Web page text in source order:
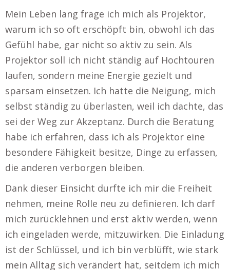
Mein Leben lang frage ich mich als Projektor,
warum ich so oft erschöpft bin, obwohl ich das
Gefühl habe, gar nicht so aktiv zu sein. Als
Projektor soll ich nicht ständig auf Hochtouren
laufen, sondern meine Energie gezielt und
sparsam einsetzen. Ich hatte die Neigung, mich
selbst ständig zu überlasten, weil ich dachte, das
sei der Weg zur Akzeptanz. Durch die Beratung
habe ich erfahren, dass ich als Projektor eine
besondere Fähigkeit besitze, Dinge zu erfassen,
die anderen verborgen bleiben.
Dank dieser Einsicht durfte ich mir die Freiheit
nehmen, meine Rolle neu zu definieren. Ich darf
mich zurücklehnen und erst aktiv werden, wenn
ich eingeladen werde, mitzuwirken. Die Einladung
ist der Schlüssel, und ich bin verblüfft, wie stark
mein Alltag sich verändert hat, seitdem ich mich